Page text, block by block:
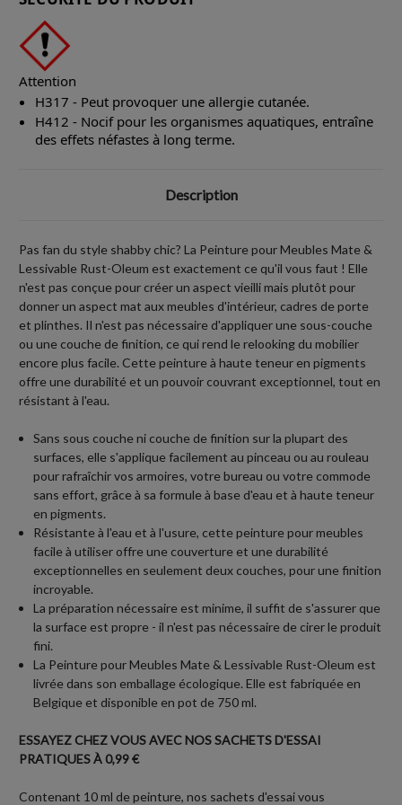
Attention
H317 - Peut provoquer une allergie cutanée.
H412 - Nocif pour les organismes aquatiques, entraîne
des effets néfastes à long terme.
Description
Pas fan du style shabby chic? La Peinture pour Meubles Mate &
Lessivable Rust-Oleum est exactement ce qu'il vous faut ! Elle
n'est pas conçue pour créer un aspect vieilli mais plutôt pour
donner un aspect mat aux meubles d'intérieur, cadres de porte
et plinthes. Il n'est pas nécessaire d'appliquer une sous-couche
ou une couche de finition, ce qui rend le relooking du mobilier
encore plus facile. Cette peinture à haute teneur en pigments
offre une durabilité et un pouvoir couvrant exceptionnel, tout en
résistant à l'eau.
Sans sous couche ni couche de finition sur la plupart des
surfaces, elle s'applique facilement au pinceau ou au rouleau
pour rafraîchir vos armoires, votre bureau ou votre commode
sans effort, grâce à sa formule à base d'eau et à haute teneur
en pigments.
Résistante à l'eau et à l'usure, cette peinture pour meubles
facile à utiliser offre une couverture et une durabilité
exceptionnelles en seulement deux couches, pour une finition
incroyable.
La préparation nécessaire est minime, il suffit de s'assurer que
la surface est propre - il n'est pas nécessaire de cirer le produit
fini.
La Peinture pour Meubles Mate & Lessivable Rust-Oleum est
livrée dans son emballage écologique. Elle est fabriquée en
Belgique et disponible en pot de 750 ml.
ESSAYEZ CHEZ VOUS AVEC NOS SACHETS D'ESSAI
PRATIQUES À 0,99 €
Contenant 10 ml de peinture, nos sachets d'essai vous